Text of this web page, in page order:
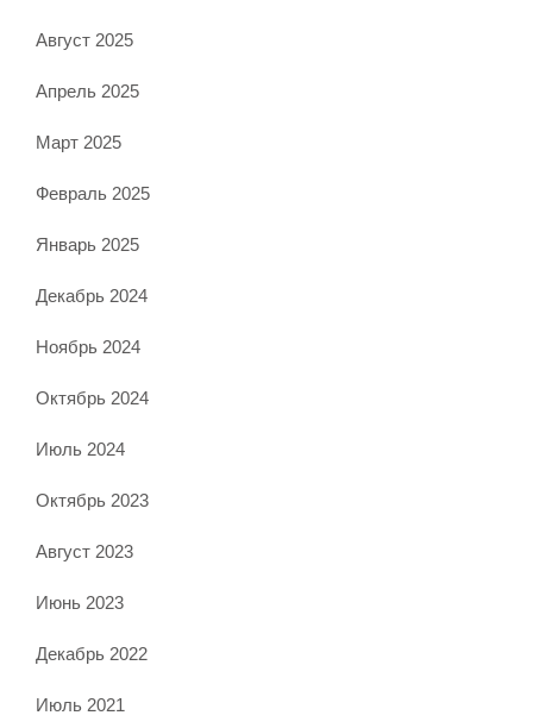
Август 2025
Апрель 2025
Март 2025
Февраль 2025
Январь 2025
Декабрь 2024
Ноябрь 2024
Октябрь 2024
Июль 2024
Октябрь 2023
Август 2023
Июнь 2023
Декабрь 2022
Июль 2021